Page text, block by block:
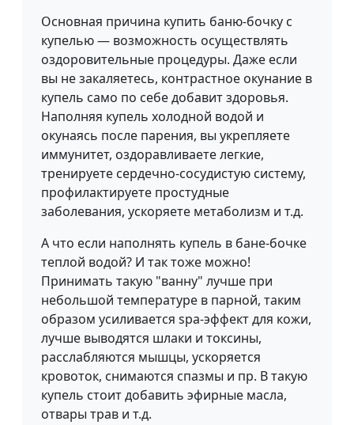
Основная причина купить баню-бочку с
купелью — возможность осуществлять
оздоровительные процедуры. Даже если
вы не закаляетесь, контрастное окунание в
купель само по себе добавит здоровья.
Наполняя купель холодной водой и
окунаясь после парения, вы укрепляете
иммунитет, оздоравливаете легкие,
тренируете сердечно-сосудистую систему,
профилактируете простудные
заболевания, ускоряете метаболизм и т.д.
А что если наполнять купель в бане-бочке
теплой водой? И так тоже можно!
Принимать такую "ванну" лучше при
небольшой температуре в парной, таким
образом усиливается spa-эффект для кожи,
лучше выводятся шлаки и токсины,
расслабляются мышцы, ускоряется
кровоток, снимаются спазмы и пр. В такую
купель стоит добавить эфирные масла,
отвары трав и т.д.